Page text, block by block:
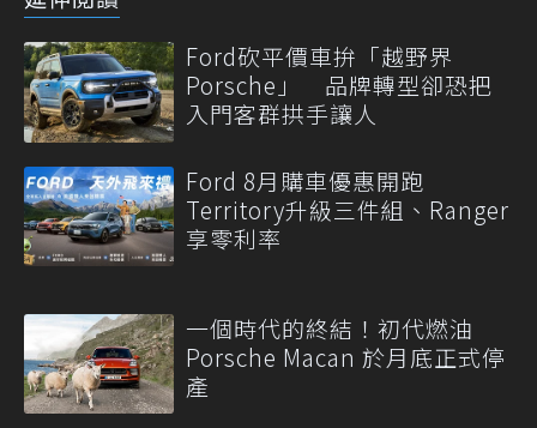
Ford砍平價車拚「越野界
Porsche」 品牌轉型卻恐把
入門客群拱手讓人
Ford 8月購車優惠開跑
Territory升級三件組、Ranger
享零利率
一個時代的終結！初代燃油
Porsche Macan 於月底正式停
產